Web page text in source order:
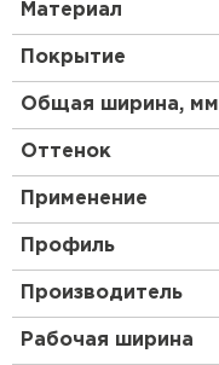
решением для
Приобретая
6005 Зеленый мох,
надежный
долгие годы,
функциональность.
Материал
Покрытие
Общая ширина, мм
Оттенок
Применение
Профиль
Производитель
Рабочая ширина